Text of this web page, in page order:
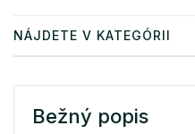
NÁJDETE V KATEGÓRII
Bežný popis